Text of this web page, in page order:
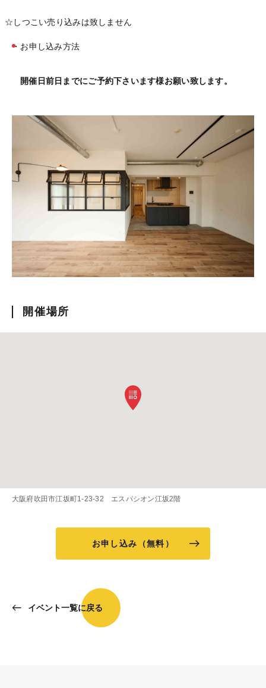
☆しつこい売り込みは致しません
・お申し込み方法
開催日前日までにご予約下さいます様お願い致します。
開催場所
大阪府吹田市江坂町1-23-32 エスパシオン江坂2階
お申し込み（無料）
イベント一覧に戻る